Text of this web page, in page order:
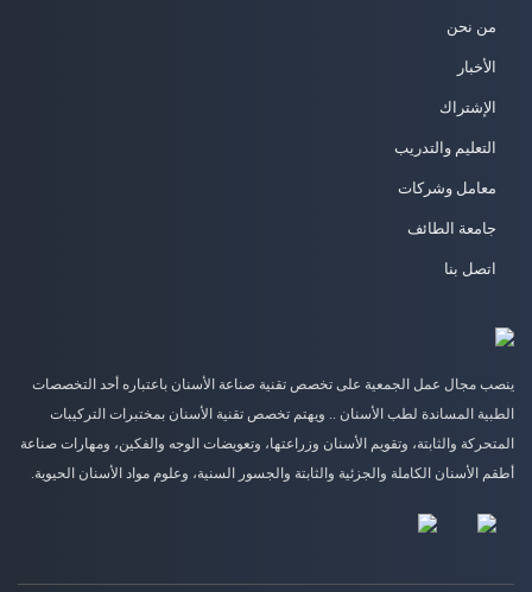
من نحن
الأخبار
الإشتراك
التعليم والتدريب
معامل وشركات
جامعة الطائف
اتصل بنا
ينصب مجال عمل الجمعية على تخصص تقنية صناعة الأسنان باعتباره أحد التخصصات
الطبية المساندة لطب الأسنان .. ويهتم تخصص تقنية الأسنان بمختبرات التركيبات
المتحركة والثابتة، وتقويم الأسنان وزراعتها، وتعويضات الوجه والفكين، ومهارات صناعة
أطقم الأسنان الكاملة والجزئية والثابتة والجسور السنية، وعلوم مواد الأسنان الحيوية.